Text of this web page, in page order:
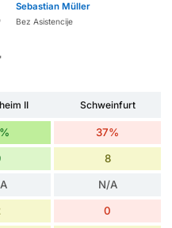
Sebastian Müller
Bez Asistencije
II Schweinfurt
37%
8
N/A
0